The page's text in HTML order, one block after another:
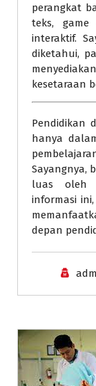
perangkat
teks,
interaktif.
diketahui,
kesetaraan
Pendidikan
hanya
Sayangnya,
luas oleh
informasi
depan